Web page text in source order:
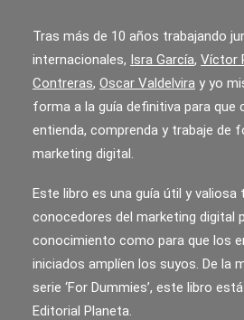
Tras más de 10 años trabajando
internacionales, Isra García, Víctor
Contreras, Oscar Valdelvira y yo
forma a la guía definitiva para que
entienda, comprenda y trabaje de
marketing digital.
Este libro es una guía útil y valiosa
conocedores del marketing digital
conocimiento como para que los
iniciados amplíen los suyos. De la
serie ‘For Dummies’, este libro
Editorial Planeta.